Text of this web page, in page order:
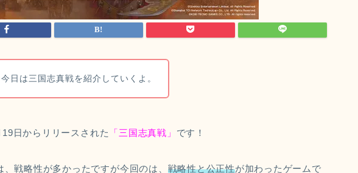
日は三国志真戦を紹介していくよ。
日からリリースされた 「三国志真戦」 です！
戦略性が多かったですが今回のは、 戦略性と公正性が加わったゲームで